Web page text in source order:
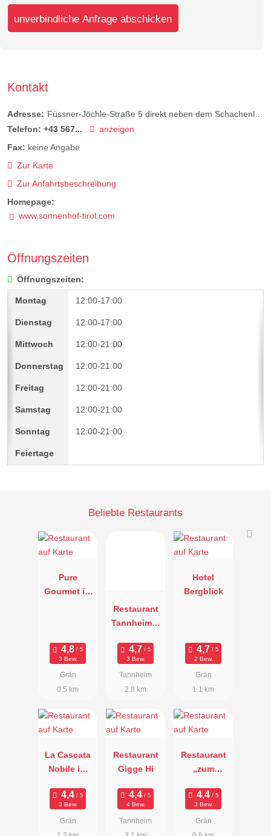
unverbindliche Anfrage abschicken
Kontakt
Adresse:
Telefon: +43 567...
anzeigen
Fax: keine Angabe
Zur Karte
Zur Anfahrtsbeschreibung
Homepage:
www.sonnenhof-tirol.com
Öffnungszeiten
Öffnungszeiten:
12:00-17:00
12:00-17:00
12:00-21:00
12:00-21:00
12:00-21:00
12:00-21:00
12:00-21:00
Beliebte Restaurants
Pure
Gourmet im
3 Bew.
Grän
0.5 km
Restaurant
Tannheimer
3 Bew.
Tannheim
2.8 km
Hotel
Bergblick
2 Bew.
Grän
1.1 km
La Cascata
Nobile im
Hotel
3 Bew.
Grän
Restaurant
Gigge Hi
4 Bew.
Tannheim
Restaurant
„zum
Wirt“
3 Bew.
Grän